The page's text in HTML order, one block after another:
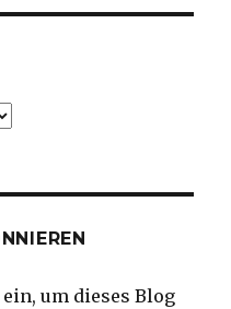
um dieses Blog